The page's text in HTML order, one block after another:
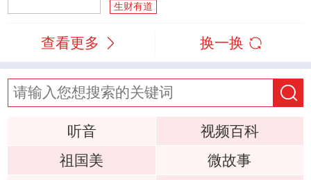
生财有道
查看更多 换一换
听音
视频百科
祖国美
微故事